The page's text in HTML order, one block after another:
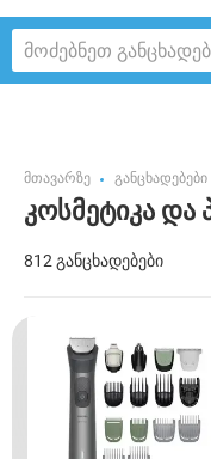
მთავარზე
კოსმეტიკა და
812 განცხადებები